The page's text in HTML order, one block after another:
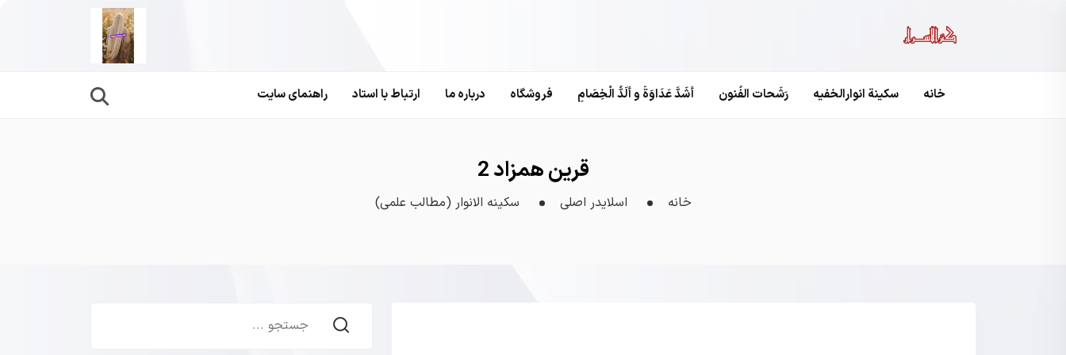
خانه سکینة انوارالخفیه رَشَحات الفُنون أَشَدَّ عَدَاوَةً و أَلَدُّ الْخِصَامِ فروشگاه درباره ما ارتباط با استاد راهنمای سایت
قرین همزاد 2
خانه اسلایدر اصلی سکینه الانوار (مطالب علمی)